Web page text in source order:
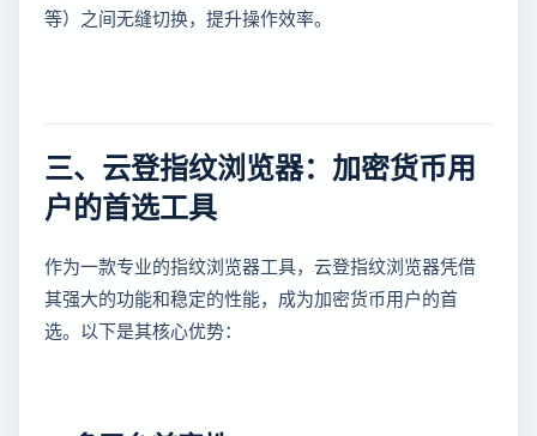
等）之间无缝切换，提升操作效率。
三、云登指纹浏览器：加密货币用
户的首选工具
作为一款专业的指纹浏览器工具，云登指纹浏览器凭借
其强大的功能和稳定的性能，成为加密货币用户的首
选。以下是其核心优势：